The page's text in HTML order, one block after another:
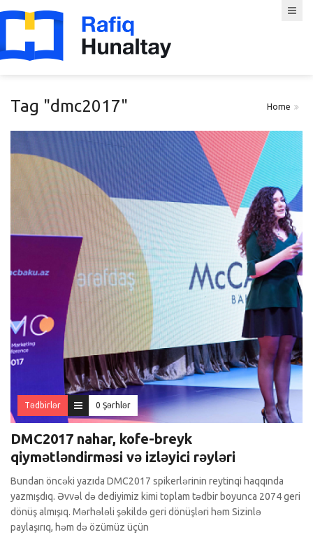
Tag "dmc2017" Home
Tədbirlər 0 Şərhlər
DMC2017 nahar, kofe-breyk
qiymətləndirməsi və izləyici rəyləri
Bundan öncəki yazıda DMC2017 spikerlərinin reytinqi haqqında
yazmışdıq. Əvvəl də dediyimiz kimi toplam tədbir boyunca 2074 geri
dönüş almışıq. Mərhələli şəkildə geri dönüşləri həm Sizinlə
paylaşırıq, həm də özümüz üçün